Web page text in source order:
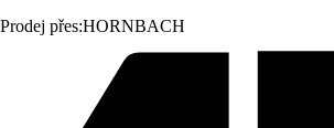
Prodej přes:HORNBACH